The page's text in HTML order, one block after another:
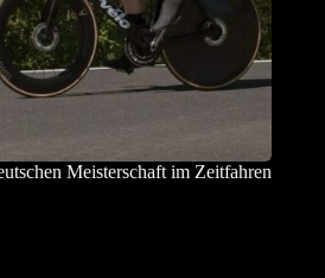
Meisterschaft im Zeitfahren